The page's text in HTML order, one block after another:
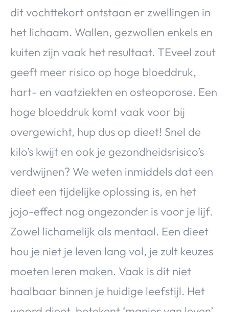
dit vochttekort ontstaan er zwellingen in
het lichaam. Wallen, gezwollen enkels en
kuiten zijn vaak het resultaat. TEveel zout
geeft meer risico op hoge bloeddruk,
hart- en vaatziekten en osteoporose. Een
hoge bloeddruk komt vaak voor bij
overgewicht, hup dus op dieet! Snel de
kilo’s kwijt en ook je gezondheidsrisico’s
verdwijnen? We weten inmiddels dat een
dieet een tijdelijke oplossing is, en het
jojo-effect nog ongezonder is voor je lijf.
Zowel lichamelijk als mentaal. Een dieet
hou je niet je leven lang vol, je zult keuzes
moeten leren maken. Vaak is dit niet
haalbaar binnen je huidige leefstijl. Het